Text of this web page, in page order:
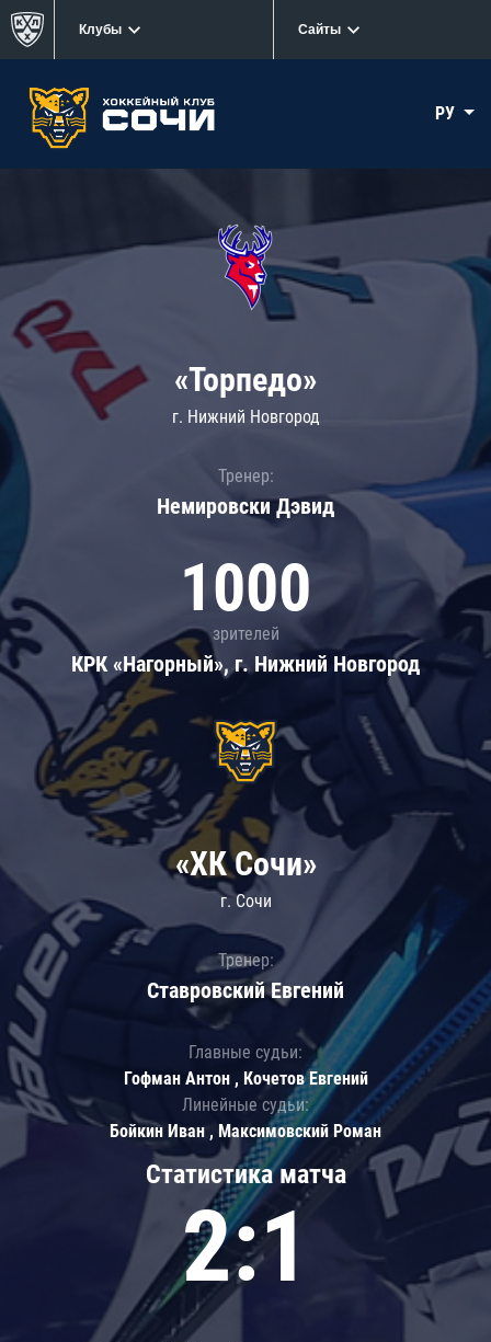
Клубы Сайты
РУ
«Торпедо»
г. Нижний Новгород
Тренер:
Немировски Дэвид
1000
зрителей
КРК «Нагорный», г. Нижний Новгород
Статистика матча
2:1
«ХК Сочи»
г. Сочи
Тренер:
Ставровский Евгений
Главные судьи:
Гофман Антон , Кочетов Евгений
Линейные судьи:
Бойкин Иван , Максимовский Роман